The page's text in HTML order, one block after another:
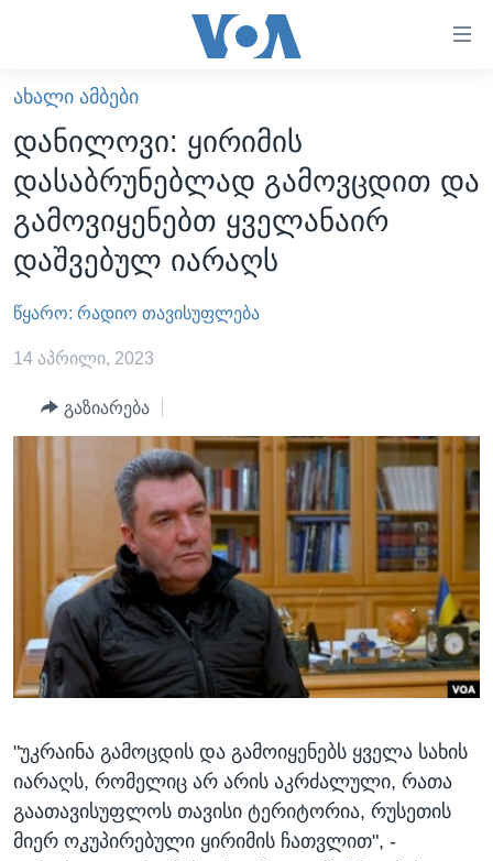
ხელმისაწვდომობისთვის
გადადით
მთავარზე
გადადით
მთავარ
ნავიგაციაზე
გადადით
ძიებაზე
ᲐᲮᲐᲚᲘ ᲐᲛᲑᲔᲑᲘ
ᲡᲐᲥᲐᲠᲗᲕᲔᲚᲝ
ᲐᲨᲨ
ᲐᲨᲨ-ᲘᲡ ᲐᲠᲩᲔᲕᲜᲔᲑᲘ 2024
ᲛᲡᲝᲤᲚᲘᲝ
ᲕᲘᲓᲔᲝᲔᲑᲘ
ᲒᲐᲓᲐᲪᲔᲛᲔᲑᲘ
ᲕᲐᲨᲘᲜᲒᲢᲝᲜᲘ ᲓᲦᲔᲡ
ᲮᲔᲓᲕᲐ ᲕᲐᲨᲘᲜᲒᲢᲝᲜᲘᲓᲐᲜ
ᲡᲢᲣᲓᲘᲐ ᲕᲐᲨᲘᲜᲒᲢᲝᲜᲘ
ᲡᲮᲕᲐ ᲡᲘᲐᲮᲚᲔᲔᲑᲘ
ᲯᲐᲜᲛᲠᲗᲔᲚᲝᲑᲐ
ᲛᲔᲪᲜᲘᲔᲠᲔᲑᲐ
ᲘᲜᲢᲔᲠᲕᲘᲣ
ᲙᲣᲚᲢᲣᲠᲐ
ᲓᲔᲖᲘᲜᲤᲝᲠᲛᲐᲪᲘᲐ
ᲠᲣᲡᲔᲗᲘᲡ ᲨᲔᲭᲠᲐ ᲣᲙᲠᲐᲘᲜᲐᲨᲘ
Learning English
ᲗᲕᲐᲚᲘ ᲒᲕᲐᲓᲔᲕᲜᲔᲗ
ენები
ᲐᲮᲐᲚᲘ ᲐᲛᲑᲔᲑᲘ
დანილოვი: ყირიმის
დასაბრუნებლად გამოვცდით და
გამოვიყენებთ ყველანაირ
დაშვებულ იარაღს
წყარო: რადიო თავისუფლება
14 აპრილი, 2023
გაზიარება
"უკრაინა გამოცდის და გამოიყენებს ყველა სახის
იარაღს, რომელიც არ არის აკრძალული, რათა
გაათავისუფლოს თავისი ტერიტორია, რუსეთის
მიერ ოკუპირებული ყირიმის ჩათვლით", -